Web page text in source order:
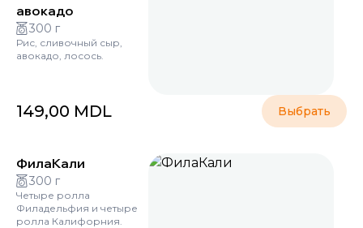
авокадо
300 г
Рис, сливочный сыр,
авокадо, лосось.
149,00 MDL Выбрать
ФилаКали
300 г
Четыре ролла
Филадельфия и четыре
ролла Калифорния.